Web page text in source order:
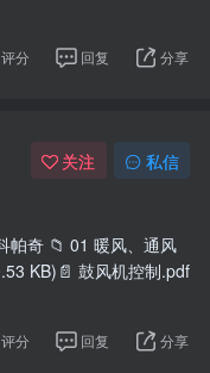
评分 回复 分享
关注 私信
帕奇 📁 01 暖风、通风
KB)📄 鼓风机控制.pdf
评分 回复 分享